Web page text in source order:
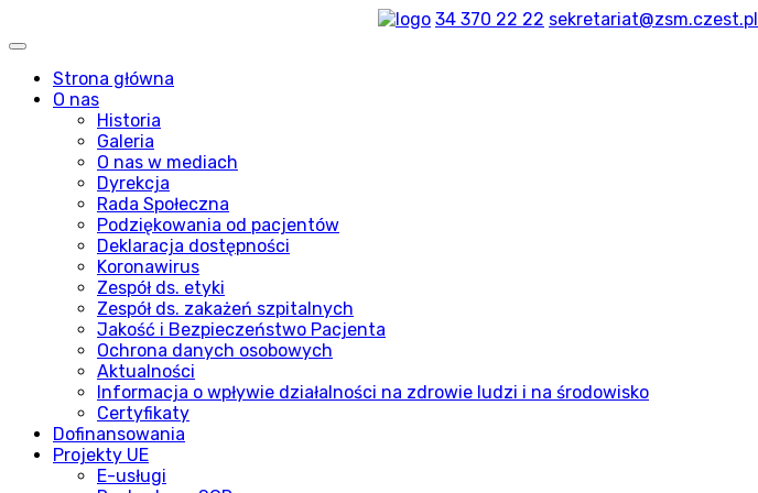
34 370 22 22 sekretariat@zsm.czest.pl
Strona główna
O nas
Historia
Galeria
O nas w mediach
Dyrekcja
Rada Społeczna
Podziękowania od pacjentów
Deklaracja dostępności
Koronawirus
Zespół ds. etyki
Zespół ds. zakażeń szpitalnych
Jakość i Bezpieczeństwo Pacjenta
Ochrona danych osobowych
Aktualności
Informacja o wpływie działalności na zdrowie ludzi i na środowisko
Certyfikaty
Dofinansowania
Projekty UE
E-usługi